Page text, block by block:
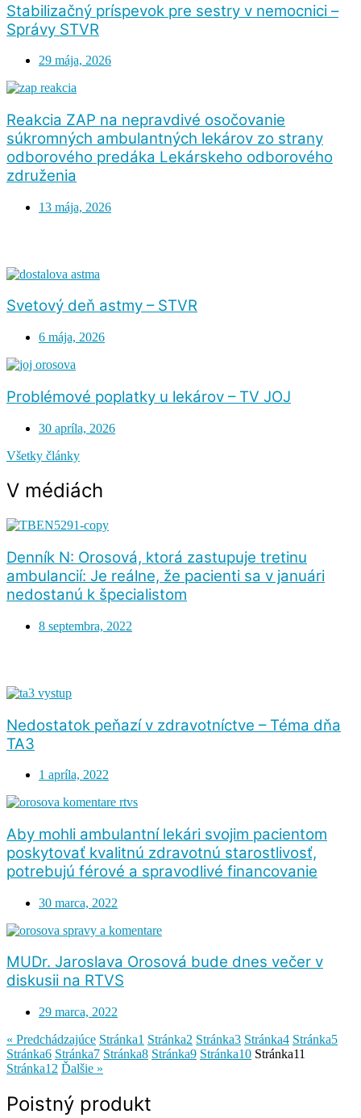
Stabilizačný príspevok pre sestry v nemocnici –
Správy STVR
29 mája, 2026
Reakcia ZAP na nepravdivé osočovanie
súkromných ambulantných lekárov zo strany
odborového predáka Lekárskeho odborového
združenia
13 mája, 2026
Svetový deň astmy – STVR
6 mája, 2026
Problémové poplatky u lekárov – TV JOJ
30 apríla, 2026
Všetky články
V médiách
Denník N: Orosová, ktorá zastupuje tretinu
ambulancií: Je reálne, že pacienti sa v januári
nedostanú k špecialistom
8 septembra, 2022
Nedostatok peňazí v zdravotníctve – Téma dňa
TA3
1 apríla, 2022
Aby mohli ambulantní lekári svojim pacientom
poskytovať kvalitnú zdravotnú starostlivosť,
potrebujú férové a spravodlivé financovanie
30 marca, 2022
MUDr. Jaroslava Orosová bude dnes večer v
diskusii na RTVS
29 marca, 2022
« Predchádzajúce Stránka1 Stránka2 Stránka3 Stránka4 Stránka5
Stránka6 Stránka7 Stránka8 Stránka9 Stránka10 Stránka11
Stránka12 Ďalšie »
Poistný produkt